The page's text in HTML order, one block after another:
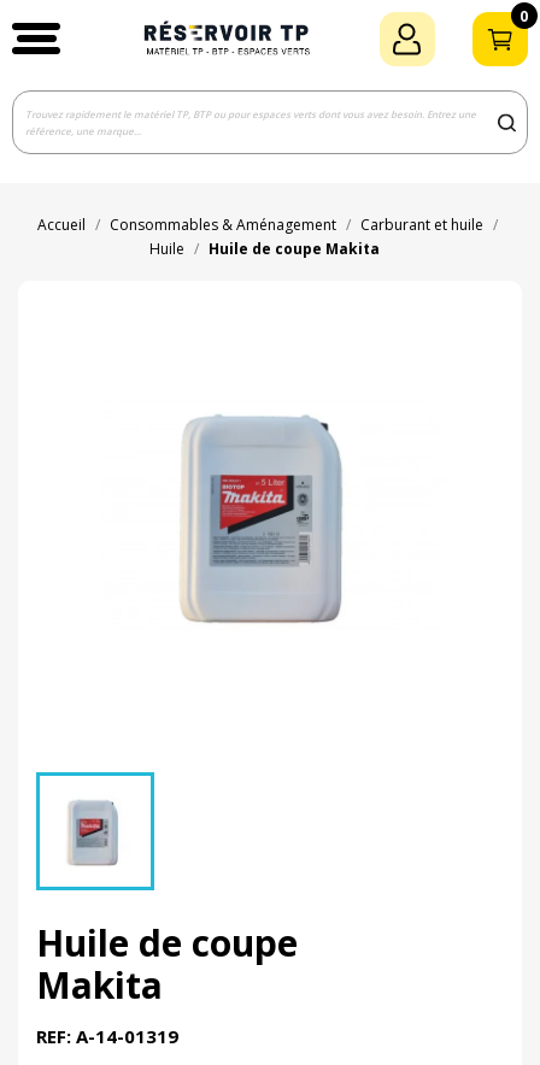
0
Accueil Consommables & Aménagement
Carburant et huile
Huile
Huile de coupe Makita
Huile de coupe
Makita
REF: A-14-01319